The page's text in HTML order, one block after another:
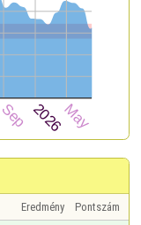
Eredmény
Pontszám